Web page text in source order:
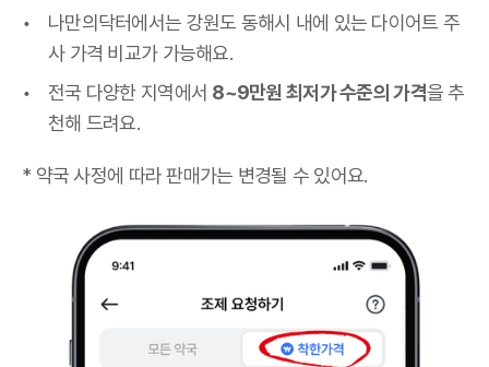
나만의닥터에서는 강원도 동해시 내에 있는 다이어트 주
사 가격 비교가 가능해요.
전국 다양한 지역에서 8~9만원 최저가 수준의 가격을 추
천해 드려요.
* 약국 사정에 따라 판매가는 변경될 수 있어요.